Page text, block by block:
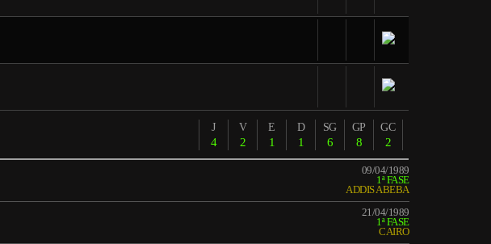
J
4
V
2
E
1
D
1
SG
6
GP
8
GC
2
09/04/1989
1ª FASE
ADDIS ABEBA
21/04/1989
1ª FASE
CAIRO